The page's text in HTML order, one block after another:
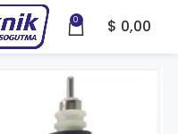
0 $ 0,00